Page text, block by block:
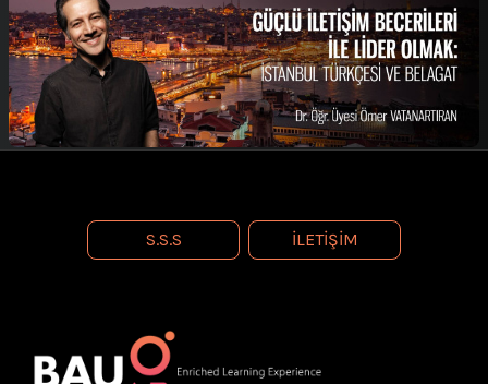
S.S.S İLETIŞIM